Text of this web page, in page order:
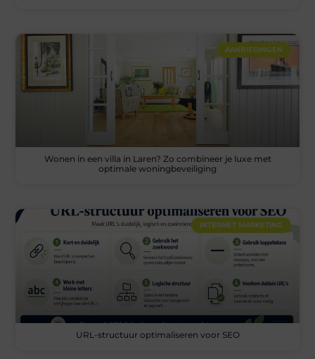
AANBIEDINGEN
Wonen in een villa in Laren? Zo combineer je luxe met
optimale woningbeveiliging
INTERNET MARKETING
URL-structuur optimaliseren voor SEO